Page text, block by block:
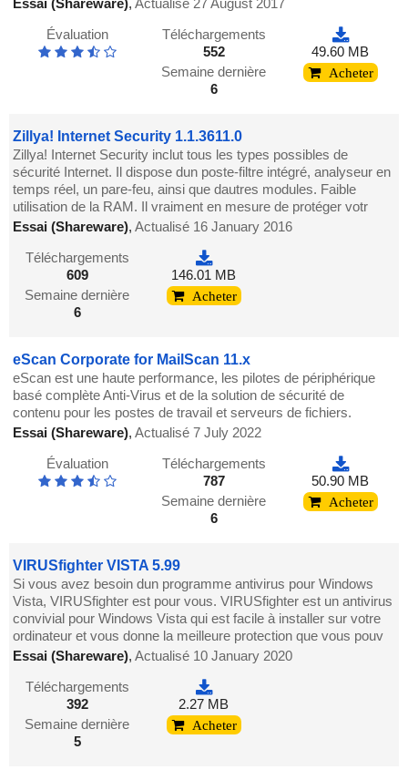
Essai (Shareware),Actualisé 27 August 2017
Évaluation
Téléchargements
552
Semaine dernière
6
49.60 MB
Acheter
Zillya! Internet Security 1.1.3611.0
Zillya! Internet Security inclut tous les types possibles de
sécurité Internet. Il dispose dun poste-filtre intégré, analyseur en
temps réel, un pare-feu, ainsi que dautres modules. Faible
utilisation de la RAM. Il vraiment en mesure de protéger votr
Essai (Shareware),Actualisé 16 January 2016
Téléchargements
609
Semaine dernière
6
146.01 MB
Acheter
eScan Corporate for MailScan 11.x
eScan est une haute performance, les pilotes de périphérique
basé complète Anti-Virus et de la solution de sécurité de
contenu pour les postes de travail et serveurs de fichiers.
Essai (Shareware),Actualisé 7 July 2022
Évaluation
Téléchargements
787
Semaine dernière
6
50.90 MB
Acheter
VIRUSfighter VISTA 5.99
Si vous avez besoin dun programme antivirus pour Windows
Vista, VIRUSfighter est pour vous. VIRUSfighter est un antivirus
convivial pour Windows Vista qui est facile à installer sur votre
ordinateur et vous donne la meilleure protection que vous pouv
Essai (Shareware),Actualisé 10 January 2020
Téléchargements
392
Semaine dernière
5
2.27 MB
Acheter